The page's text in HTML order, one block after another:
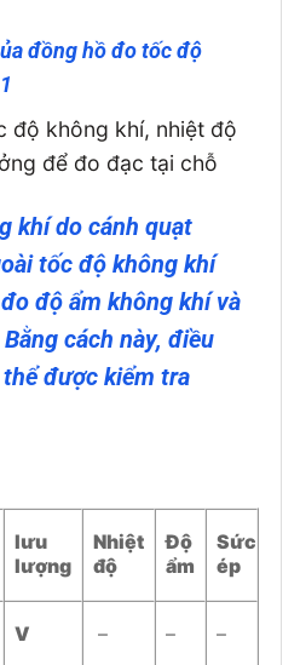
đồng hồ đo tốc độ
độ không khí, nhiệt độ
để đo đạc tại chỗ
khí do cánh quạt
tốc độ không khí
độ ẩm không khí và
cách này, điều
được kiểm tra
lưu
lượng
Nhiệt
độ
Độ
ẩm
Sức
ép
V – – –